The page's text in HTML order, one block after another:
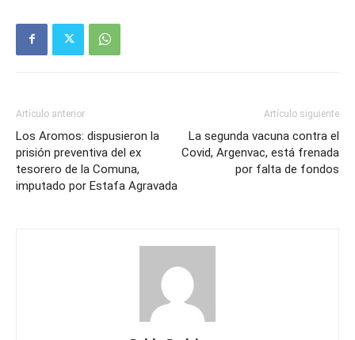
Artículo anterior
Los Aromos: dispusieron la
prisión preventiva del ex
tesorero de la Comuna,
imputado por Estafa Agravada
Artículo siguiente
La segunda vacuna contra el
Covid, Argenvac, está frenada
por falta de fondos